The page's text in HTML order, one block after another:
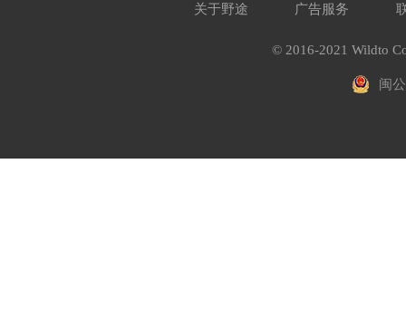
关于野途 广告服务
© 2016-2021 Wildto
闽